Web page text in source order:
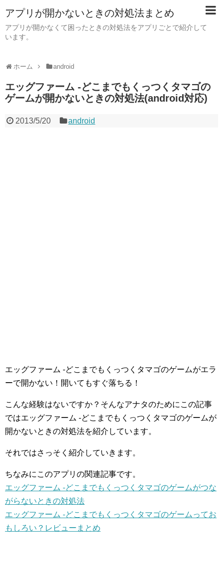
アプリが開かないときの対処法まとめ
アプリが開かなくて困ったときの対処法をアプリごとで紹介して
います。
ホーム android
エッグファーム -どこまでもくっつくタマゴの
ゲームが開かないときの対処法(android対応)
2013/5/20 android
エッグファーム -どこまでもくっつくタマゴのゲームがエラ
ーで開かない！開いてもすぐ落ちる！
こんな経験はないですか？そんなアナタのためにこの記事
ではエッグファーム -どこまでもくっつくタマゴのゲームが
開かないときの対処法を紹介しています。
それではさっそく紹介していきます。
ちなみにこのアプリの関連記事です。
エッグファーム -どこまでもくっつくタマゴのゲームがつな
がらないときの対処法
エッグファーム -どこまでもくっつくタマゴのゲームってお
もしろい？レビューまとめ